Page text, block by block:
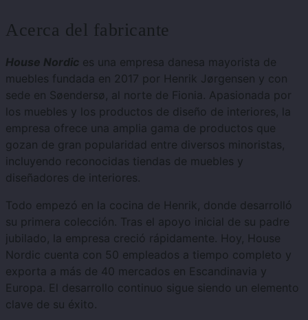
Acerca del fabricante
House Nordic es una empresa danesa mayorista de
muebles fundada en 2017 por Henrik Jørgensen y con
sede en Søendersø, al norte de Fionia. Apasionada por
los muebles y los productos de diseño de interiores, la
empresa ofrece una amplia gama de productos que
gozan de gran popularidad entre diversos minoristas,
incluyendo reconocidas tiendas de muebles y
diseñadores de interiores.
Todo empezó en la cocina de Henrik, donde desarrolló
su primera colección. Tras el apoyo inicial de su padre
jubilado, la empresa creció rápidamente. Hoy, House
Nordic cuenta con 50 empleados a tiempo completo y
exporta a más de 40 mercados en Escandinavia y
Europa. El desarrollo continuo sigue siendo un elemento
clave de su éxito.